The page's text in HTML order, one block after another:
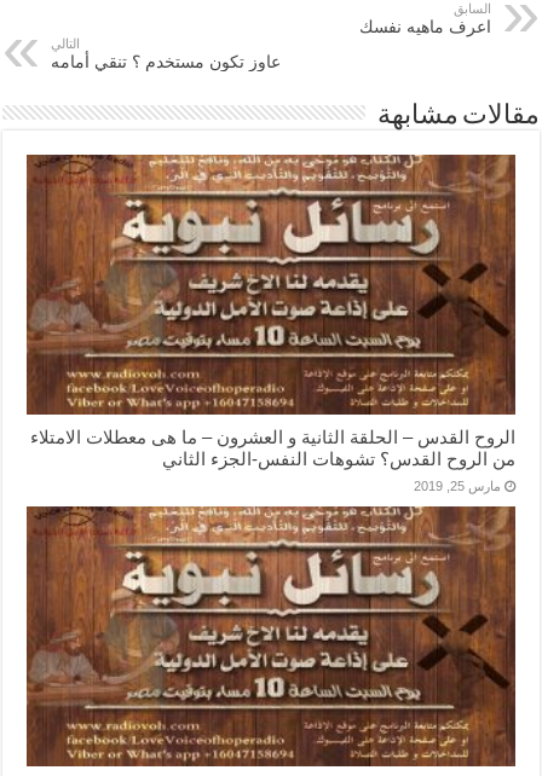
السابق
اعرف ماهيه نفسك
التالي
عاوز تكون مستخدم ؟ تنقي أمامه
مقالات مشابهة
الروح القدس – الحلقة الثانية و العشرون – ما هى معطلات الامتلاء
من الروح القدس؟ تشوهات النفس-الجزء الثاني
مارس 25, 2019